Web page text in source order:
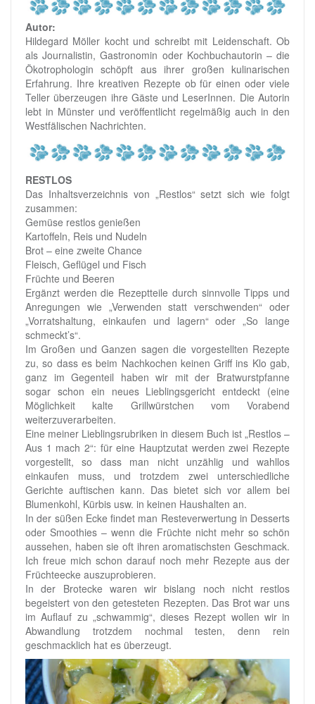
Autor:
Hildegard Möller kocht und schreibt mit Leidenschaft. Ob
als Journalistin, Gastronomin oder Kochbuchautorin – die
Ökotrophologin schöpft aus ihrer großen kulinarischen
Erfahrung. Ihre kreativen Rezepte ob für einen oder viele
Teller überzeugen ihre Gäste und LeserInnen. Die Autorin
lebt in Münster und veröffentlicht regelmäßig auch in den
Westfälischen Nachrichten.
RESTLOS
Das Inhaltsverzeichnis von „Restlos“ setzt sich wie folgt
zusammen:
Gemüse restlos genießen
Kartoffeln, Reis und Nudeln
Brot – eine zweite Chance
Fleisch, Geflügel und Fisch
Früchte und Beeren
Ergänzt werden die Rezeptteile durch sinnvolle Tipps und
Anregungen wie „Verwenden statt verschwenden“ oder
„Vorratshaltung, einkaufen und lagern“ oder „So lange
schmeckt’s“.
Im Großen und Ganzen sagen die vorgestellten Rezepte
zu, so dass es beim Nachkochen keinen Griff ins Klo gab,
ganz im Gegenteil haben wir mit der Bratwurstpfanne
sogar schon ein neues Lieblingsgericht entdeckt (eine
Möglichkeit kalte Grillwürstchen vom Vorabend
weiterzuverarbeiten.
Eine meiner Lieblingsrubriken in diesem Buch ist „Restlos –
Aus 1 mach 2“: für eine Hauptzutat werden zwei Rezepte
vorgestellt, so dass man nicht unzählig und wahllos
einkaufen muss, und trotzdem zwei unterschiedliche
Gerichte auftischen kann. Das bietet sich vor allem bei
Blumenkohl, Kürbis usw. in keinen Haushalten an.
In der süßen Ecke findet man Resteverwertung in Desserts
oder Smoothies – wenn die Früchte nicht mehr so schön
aussehen, haben sie oft ihren aromatischsten Geschmack.
Ich freue mich schon darauf noch mehr Rezepte aus der
Früchteecke auszuprobieren.
In der Brotecke waren wir bislang noch nicht restlos
begeistert von den getesteten Rezepten. Das Brot war uns
im Auflauf zu „schwammig“, dieses Rezept wollen wir in
Abwandlung trotzdem nochmal testen, denn rein
geschmacklich hat es überzeugt.